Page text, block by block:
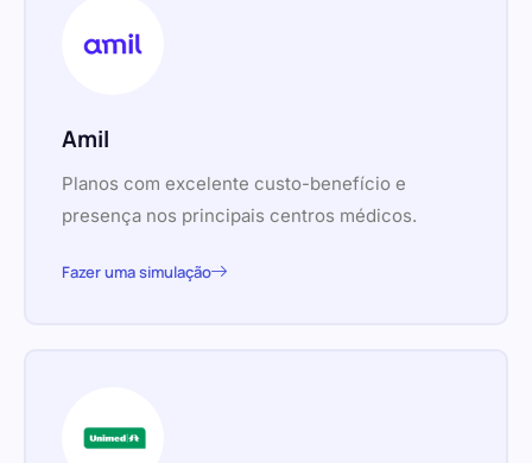
Amil
Planos com excelente custo-benefício e
presença nos principais centros médicos.
Fazer uma simulação